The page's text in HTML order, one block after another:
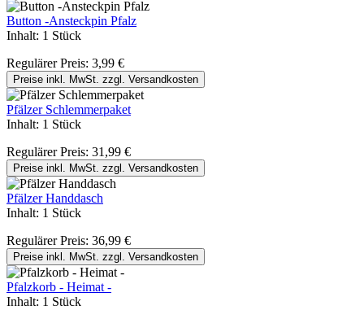
Button -Ansteckpin Pfalz
Inhalt: 1 Stück
Regulärer Preis: 3,99 €
Preise inkl. MwSt. zzgl. Versandkosten
Pfälzer Schlemmerpaket
Inhalt: 1 Stück
Regulärer Preis: 31,99 €
Preise inkl. MwSt. zzgl. Versandkosten
Pfälzer Handdasch
Inhalt: 1 Stück
Regulärer Preis: 36,99 €
Preise inkl. MwSt. zzgl. Versandkosten
Pfalzkorb - Heimat -
Inhalt: 1 Stück